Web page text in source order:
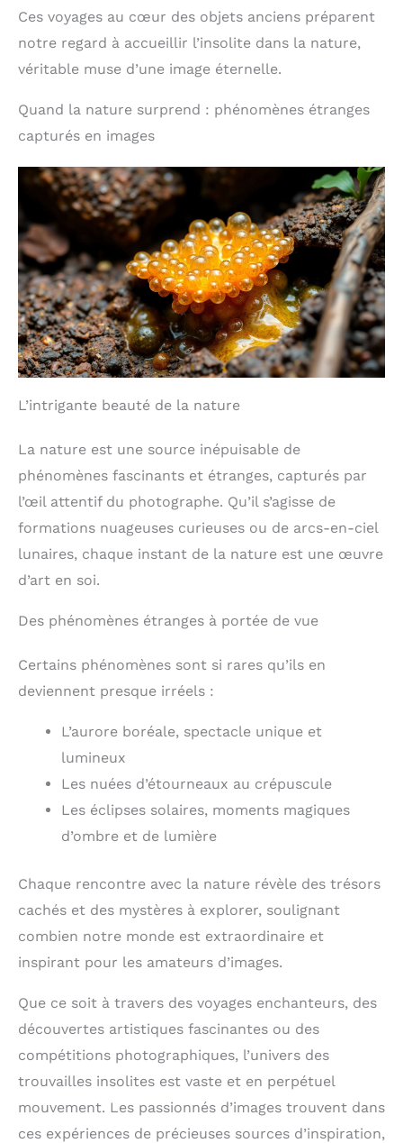
cadeau chic】 La montre
de poche pour homme
peut être un cadeau chic
votre famille ou vos amis
Noël, mariage ou
compléter une décoration intérieure existante
Ces voyages au cœur des objets anciens préparent
notre regard à accueillir l’insolite dans la nature,
véritable muse d’une image éternelle.
Quand la nature surprend : phénomènes étranges
capturés en images
L’intrigante beauté de la nature
La nature est une source inépuisable de
phénomènes fascinants et étranges, capturés par
l’œil attentif du photographe. Qu’il s’agisse de
formations nuageuses curieuses ou de arcs-en-ciel
lunaires, chaque instant de la nature est une œuvre
d’art en soi.
Des phénomènes étranges à portée de vue
Certains phénomènes sont si rares qu’ils en
deviennent presque irréels :
L’aurore boréale, spectacle unique et
lumineux
Les nuées d’étourneaux au crépuscule
Les éclipses solaires, moments magiques
d’ombre et de lumière
Chaque rencontre avec la nature révèle des trésors
cachés et des mystères à explorer, soulignant
combien notre monde est extraordinaire et
inspirant pour les amateurs d’images.
Que ce soit à travers des voyages enchanteurs, des
découvertes artistiques fascinantes ou des
compétitions photographiques, l’univers des
trouvailles insolites est vaste et en perpétuel
mouvement. Les passionnés d’images trouvent dans
ces expériences de précieuses sources d’inspiration,